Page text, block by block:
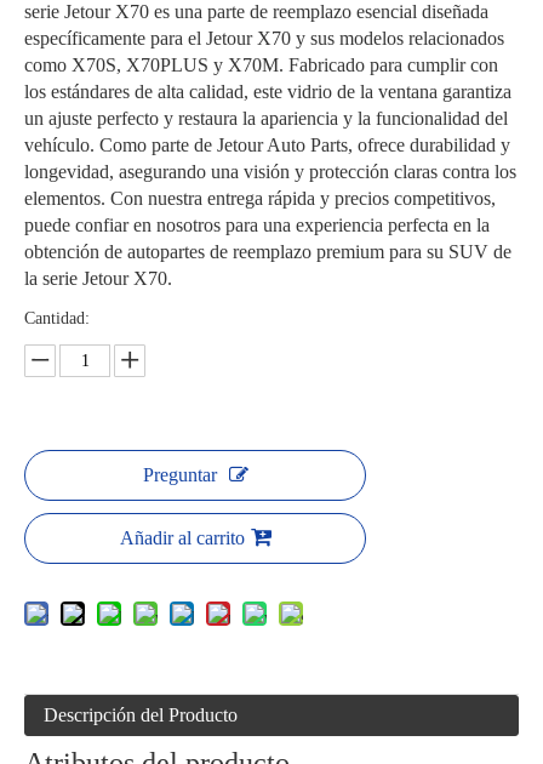
serie Jetour X70 es una parte de reemplazo esencial diseñada
específicamente para el Jetour X70 y sus modelos relacionados
como X70S, X70PLUS y X70M. Fabricado para cumplir con
los estándares de alta calidad, este vidrio de la ventana garantiza
un ajuste perfecto y restaura la apariencia y la funcionalidad del
vehículo. Como parte de Jetour Auto Parts, ofrece durabilidad y
longevidad, asegurando una visión y protección claras contra los
elementos. Con nuestra entrega rápida y precios competitivos,
puede confiar en nosotros para una experiencia perfecta en la
obtención de autopartes de reemplazo premium para su SUV de
la serie Jetour X70.
Cantidad:
Preguntar
Añadir al carrito
Descripción del Producto